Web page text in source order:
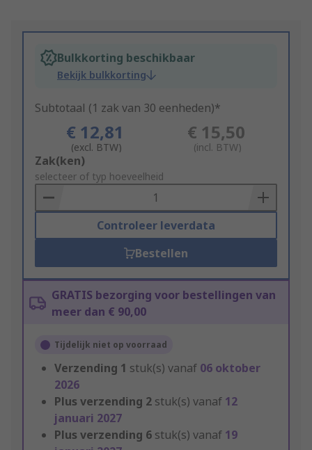
Bulkkorting beschikbaar
Bekijk bulkkorting
Subtotaal (1 zak van 30 eenheden)*
€ 12,81
(excl. BTW)
€ 15,50
(incl. BTW)
Add
to
Basket
Zak(ken)
selecteer of typ hoeveelheid
Controleer leverdata
Bestellen
GRATIS bezorging voor bestellingen van
meer dan € 90,00
Tijdelijk niet op voorraad
Verzending 1 stuk(s) vanaf 06 oktober
2026
Plus verzending 2 stuk(s) vanaf 12
januari 2027
Plus verzending 6 stuk(s) vanaf 19